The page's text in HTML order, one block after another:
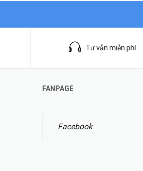
Tư vẫn miễn phí
FANPAGE
Facebook